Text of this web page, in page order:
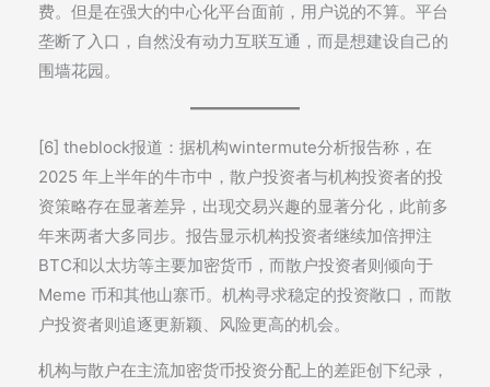
费。但是在强大的中心化平台面前，用户说的不算。平台
垄断了入口，自然没有动力互联互通，而是想建设自己的
围墙花园。
[6] theblock报道：据机构wintermute分析报告称，在
2025 年上半年的牛市中，散户投资者与机构投资者的投
资策略存在显著差异，出现交易兴趣的显著分化，此前多
年来两者大多同步。报告显示机构投资者继续加倍押注
BTC和以太坊等主要加密货币，而散户投资者则倾向于
Meme 币和其他山寨币。机构寻求稳定的投资敞口，而散
户投资者则追逐更新颖、风险更高的机会。
机构与散户在主流加密货币投资分配上的差距创下纪录，